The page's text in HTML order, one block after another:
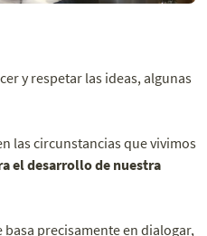
y respetar las ideas, algunas
las circunstancias que vivimos
el desarrollo de nuestra
basa precisamente en dialogar,